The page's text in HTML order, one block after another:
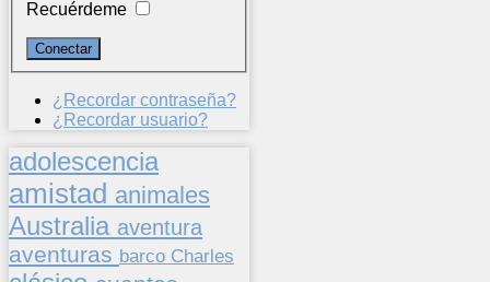
Recuérdeme
¿Recordar contraseña?
¿Recordar usuario?
adolescencia
amistad animales
Australia aventura
aventuras barco Charles